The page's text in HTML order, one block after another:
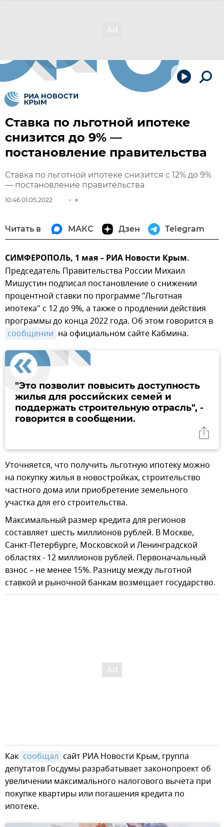
Ставка по льготной ипотеке
снизится до 9% —
постановление правительства
Ставка по льготной ипотеке снизится с 12% до 9%
— постановление правительства
10:46 01.05.2022
Читать в МАКС Дзен Telegram
СИМФЕРОПОЛЬ, 1 мая – РИА Новости Крым.
Председатель Правительства России Михаил
Мишустин подписал постановление о снижении
процентной ставки по программе "Льготная
ипотека" с 12 до 9%, а также о продлении действия
программы до конца 2022 года. Об этом говорится в
сообщении на официальном сайте Кабмина.
"Это позволит повысить доступность
жилья для российских семей и
поддержать строительную отрасль", -
говорится в сообщении.
Уточняется, что получить льготную ипотеку можно
на покупку жилья в новостройках, строительство
частного дома или приобретение земельного
участка для его строительства.
Максимальный размер кредита для регионов
составляет шесть миллионов рублей. В Москве,
Санкт-Петербурге, Московской и Ленинградской
областях - 12 миллионов рублей. Первоначальный
взнос – не менее 15%. Разницу между льготной
ставкой и рыночной банкам возмещает государство.
Как сообщал сайт РИА Новости Крым, группа
депутатов Госдумы разрабатывает законопроект об
увеличении максимального налогового вычета при
покупке квартиры или погашения кредита по
ипотеке.